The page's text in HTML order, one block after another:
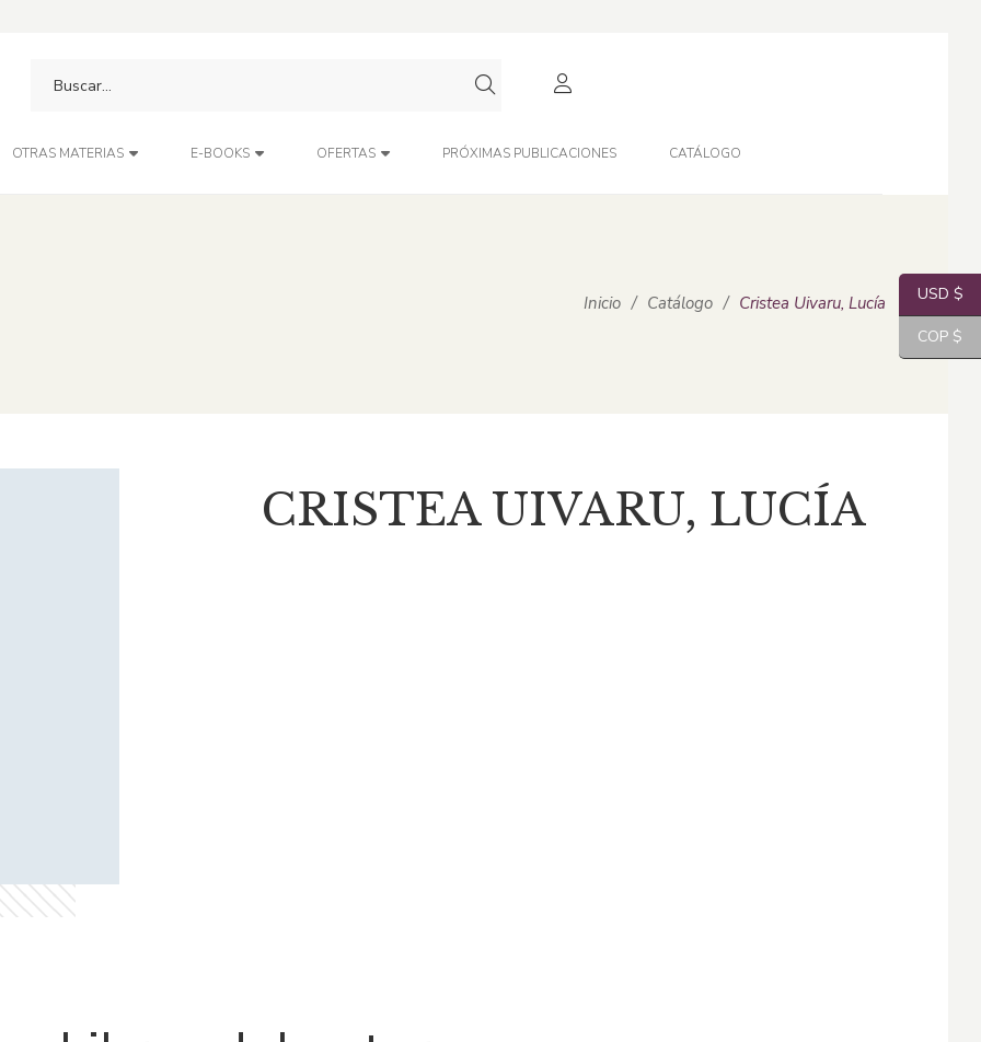
OTRAS MATERIAS E-BOOKS OFERTAS PRÓXIMAS PUBLICACIONES CATÁLOGO
Inicio / Catálogo / Cristea Uivaru, Lucía
CRISTEA UIVARU, LUCÍA
USD $
COP $